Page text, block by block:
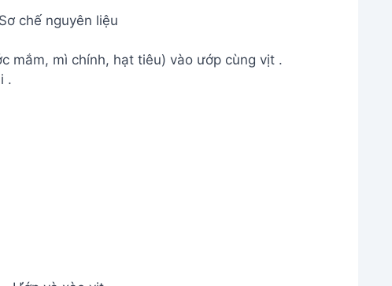
Sơ chế nguyên liệu
mắm, mì chính, hạt tiêu) vào ướp cùng vịt .
.